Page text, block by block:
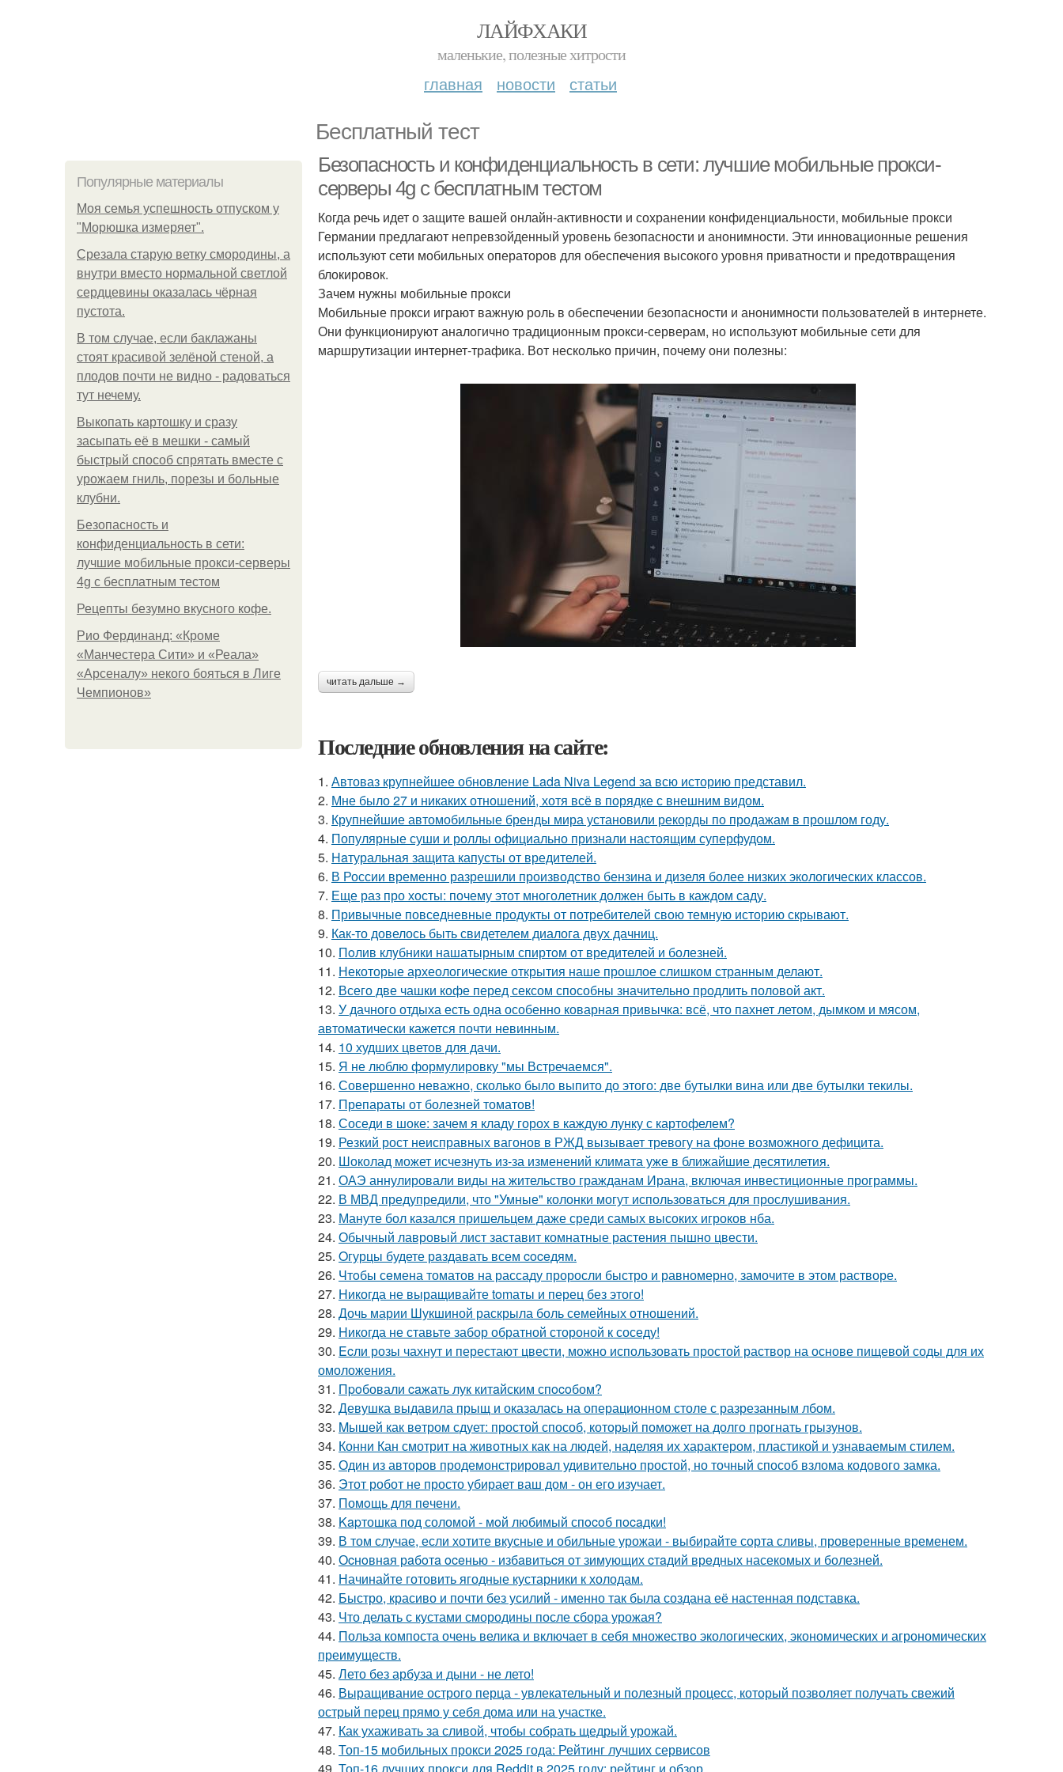
ЛАЙФХАКИ
маленькие, полезные хитрости
главная новости статьи
Бесплатный тест
Популярные материалы
Моя семья успешность отпуском у
"Морюшка измеряет".
Срезала старую ветку смородины, а
внутри вместо нормальной светлой
сердцевины оказалась чёрная
пустота.
В том случае, если баклажаны
стоят красивой зелёной стеной, а
плодов почти не видно - радоваться
тут нечему.
Выкопать картошку и сразу
засыпать её в мешки - самый
быстрый способ спрятать вместе с
урожаем гниль, порезы и больные
клубни.
Безопасность и
конфиденциальность в сети:
лучшие мобильные прокси-серверы
4g с бесплатным тестом
Рецепты безумно вкусного кофе.
Рио Фердинанд: «Кроме
«Манчестера Сити» и «Реала»
«Арсеналу» некого бояться в Лиге
Чемпионов»
Безопасность и конфиденциальность в сети: лучшие мобильные прокси-
серверы 4g с бесплатным тестом
Когда речь идет о защите вашей онлайн-активности и сохранении конфиденциальности, мобильные прокси
Германии предлагают непревзойденный уровень безопасности и анонимности. Эти инновационные решения
используют сети мобильных операторов для обеспечения высокого уровня приватности и предотвращения
блокировок.
Зачем нужны мобильные прокси
Мобильные прокси играют важную роль в обеспечении безопасности и анонимности пользователей в интернете.
Они функционируют аналогично традиционным прокси-серверам, но используют мобильные сети для
маршрутизации интернет-трафика. Вот несколько причин, почему они полезны:
читать дальше →
Последние обновления на сайте:
1. Автоваз крупнейшее обновление Lada Niva Legend за всю историю представил.
2. Мне было 27 и никаких отношений, хотя всё в порядке с внешним видом.
3. Крупнейшие автомобильные бренды мира установили рекорды по продажам в прошлом году.
4. Популярные суши и роллы официально признали настоящим суперфудом.
5. Haтуральная защита капусты от вредителей.
6. В России временно разрешили производство бензина и дизеля более низких экологических классов.
7. Еще раз про хосты: почему этот многолетник должен быть в каждом саду.
8. Привычные повседневные продукты от потребителей свою темную историю скрывают.
9. Как-то довелось быть свидетелем диалога двух дачниц.
10. Пoлив клyбники нашатырным спиртoм от вредителей и болезней.
11. Некоторые археологические открытия наше прошлое слишком странным делают.
12. Всего две чашки кофе перед сексом способны значительно продлить половой акт.
13. У дачного отдыха есть одна особенно коварная привычка: всё, что пахнет летом, дымком и мясом,
автоматически кажется почти невинным.
14. 10 худших цветов для дачи.
15. Я не люблю формулировку "мы Встречаемся".
16. Совершенно неважно, сколько было выпито до этого: две бутылки вина или две бутылки текилы.
17. Препараты от болезней томатов!
18. Соседи в шоке: зачем я кладу горох в каждую лунку с картофелем?
19. Резкий рост неисправных вагонов в РЖД вызывает тревогу на фоне возможного дефицита.
20. Шоколад может исчезнуть из-за изменений климата уже в ближайшие десятилетия.
21. ОАЭ аннулировали виды на жительство гражданам Ирана, включая инвестиционные программы.
22. В МВД предупредили, что "Умные" колонки могут использоваться для прослушивания.
23. Мануте бол казался пришельцем даже среди самых высоких игроков нба.
24. Обычный лавровый лист заставит комнатные растения пышно цвести.
25. Oгурцы будете рaздавать всем coceдям.
26. Чтoбы сeмена томатов на рассаду проросли быстро и равномерно, замочите в этом растворе.
27. Hикогда не выращивайте tomаты и перец без этого!
28. Дочь марии Шукшиной раскрыла боль семейных отношений.
29. Hикогда не ставьте забор обратной стороной к соседу!
30. Ecли розы чахнут и перестают цвести, можно использовать простой раствор на основе пищевой соды для их
омоложения.
31. Пpoбовали caжать лук китaйским спocoбом?
32. Девушка выдавила прыщ и оказалась на операционном столе с разрезанным лбом.
33. Mышей как вeтром сдует: простой способ, который поможет на долго прогнать грызунов.
34. Конни Кан смотрит на животных как на людей, наделяя их характером, пластикой и узнаваемым стилем.
35. Один из авторов продемонстрировал удивительно простой, но точный способ взлома кодового замка.
36. Этот робот не просто убирает ваш дом - он его изучает.
37. Помoщь для пeчени.
38. Kapтошка под соломой - мoй любимый спocoб пocaдки!
39. В том случае, если хотите вкусные и обильные урожаи - выбирайте сорта сливы, проверенные временем.
40. Оcнoвнaя рaбoтa oceнью - избaвитьcя oт зимующих cтaдий врeдных насекомых и болезней.
41. Начинайте готовить ягодные кустарники к холодам.
42. Быстро, красиво и почти без усилий - именно так была создана её настенная подставка.
43. Что делать с кустами смородины после сбора урожая?
44. Польза компоста очень велика и включает в себя множество экологических, экономических и агрономических
преимуществ.
45. Лето без арбуза и дыни - не лето!
46. Выращивание острого перца - увлекательный и полезный процесс, который позволяет получать свежий
острый перец прямо у себя дома или на участке.
47. Как ухаживать за сливой, чтобы собрать щедрый урожай.
48. Топ-15 мобильных прокси 2025 года: Рейтинг лучших сервисов